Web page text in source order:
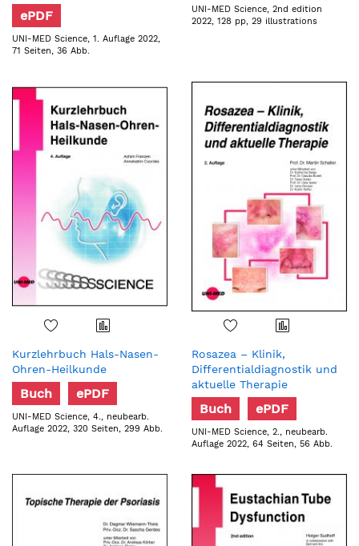
und Therapie
ePDF
UNI-MED Science, 1. Auflage 2022,
71 Seiten, 36 Abb.
UNI-MED Science, 2nd edition
2022, 128 pp, 29 illustrations
Kurzlehrbuch Hals-Nasen-
Ohren-Heilkunde
Buch ePDF
UNI-MED Science, 4., neubearb.
Auflage 2022, 320 Seiten, 299 Abb.
Rosazea – Klinik,
Differentialdiagnostik und
aktuelle Therapie
Buch ePDF
UNI-MED Science, 2., neubearb.
Auflage 2022, 64 Seiten, 56 Abb.